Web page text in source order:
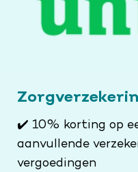
✔️ 10% korting op
aanvullende
vergoedingen